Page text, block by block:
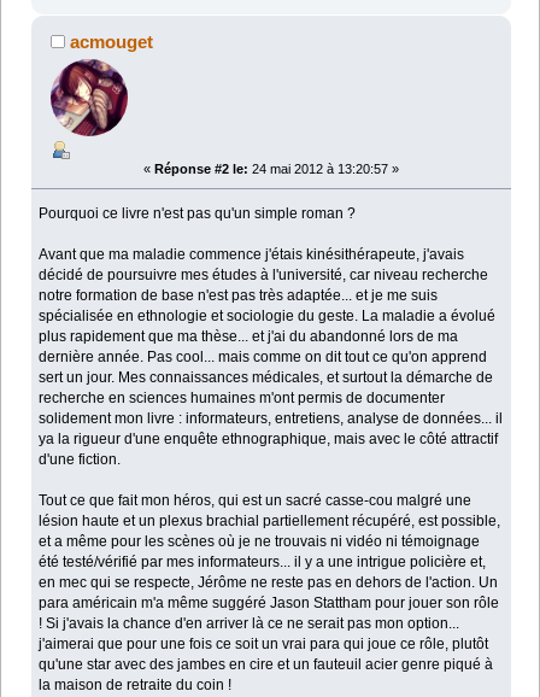
acmouget
« Réponse #2 le: 24 mai 2012 à 13:20:57 »
Pourquoi ce livre n'est pas qu'un simple roman ?
Avant que ma maladie commence j'étais kinésithérapeute, j'avais
décidé de poursuivre mes études à l'université, car niveau recherche
notre formation de base n'est pas très adaptée... et je me suis
spécialisée en ethnologie et sociologie du geste. La maladie a évolué
plus rapidement que ma thèse... et j'ai du abandonné lors de ma
dernière année. Pas cool... mais comme on dit tout ce qu'on apprend
sert un jour. Mes connaissances médicales, et surtout la démarche de
recherche en sciences humaines m'ont permis de documenter
solidement mon livre : informateurs, entretiens, analyse de données... il
ya la rigueur d'une enquête ethnographique, mais avec le côté attractif
d'une fiction.
Tout ce que fait mon héros, qui est un sacré casse-cou malgré une
lésion haute et un plexus brachial partiellement récupéré, est possible,
et a même pour les scènes où je ne trouvais ni vidéo ni témoignage
été testé/vérifié par mes informateurs... il y a une intrigue policière et,
en mec qui se respecte, Jérôme ne reste pas en dehors de l'action. Un
para américain m'a même suggéré Jason Stattham pour jouer son rôle
! Si j'avais la chance d'en arriver là ce ne serait pas mon option...
j'aimerai que pour une fois ce soit un vrai para qui joue ce rôle, plutôt
qu'une star avec des jambes en cire et un fauteuil acier genre piqué à
la maison de retraite du coin !